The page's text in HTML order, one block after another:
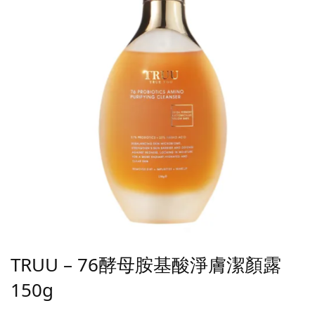
TRUU – 76酵母胺基酸淨膚潔顏露
150g